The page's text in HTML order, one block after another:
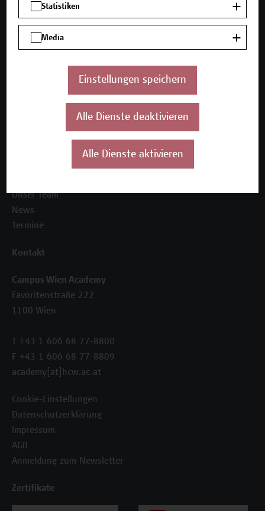
Mehr Infos gewünscht?
Beratungsleistungen
Unser Team
News
Termine
Kontakt
Campus Wien Academy
Favoritenstraße 222
1100 Wien
T +43 1 606 68 77-8800
F +43 1 606 68 77-8809
academy[at]hcw.ac.at
Cookie-Einstellungen
Datenschutzerklärung
Impressum
AGB
Anmeldung zum Newsletter
Zertifikate
Statistiken
Media
Einstellungen speichern
Alle Dienste deaktivieren
Alle Dienste aktivieren